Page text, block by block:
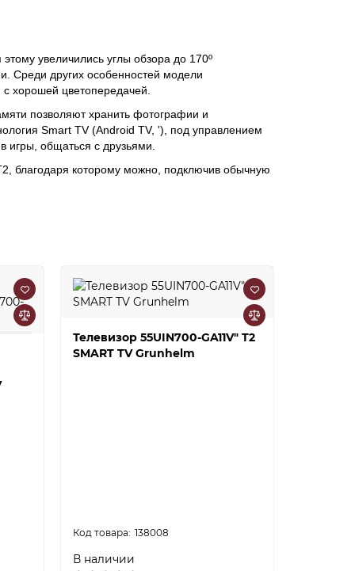
увеличились углы обзора до 170º
Среди других особенностей модели
с хорошей цветопередачей.
позволяют хранить фотографии и
Smart TV (Android TV, '), под управлением
игры, общаться с друзьями.
благодаря которому можно, подключив обычную
Телевизор 55UIN700-GA11V" T2
SMART TV Grunhelm
138008
В наличии